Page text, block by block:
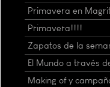
Primavera en
Primavera!!!!
Zapatos de la
El Mundo a través
Making of y